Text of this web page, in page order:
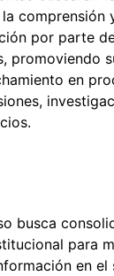
comprensión
por parte
promoviendo
en
busca
para
en el